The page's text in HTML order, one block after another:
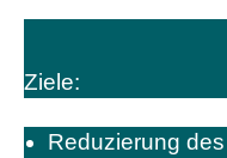
Ziele:
Reduzierung